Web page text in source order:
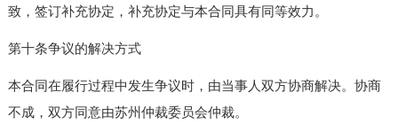
致，签订补充协定，补充协定与本合同具有同等效力。
第十条争议的解决方式
本合同在履行过程中发生争议时，由当事人双方协商解决。协商
不成，双方同意由苏州仲裁委员会仲裁。